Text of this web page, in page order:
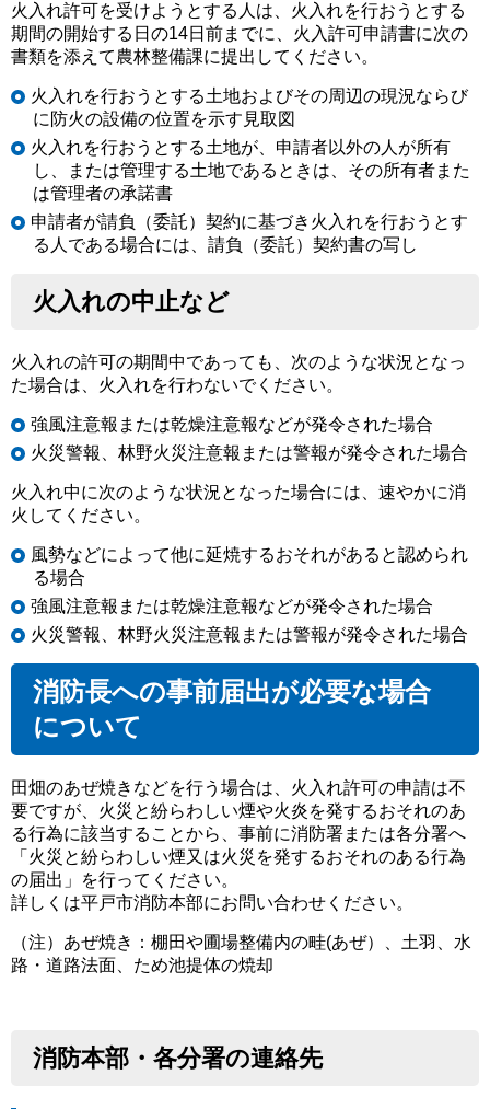
火入れ許可を受けようとする人は、火入れを行おうとする
期間の開始する日の14日前までに、火入許可申請書に次の
書類を添えて農林整備課に提出してください。
火入れを行おうとする土地およびその周辺の現況ならび
に防火の設備の位置を示す見取図
火入れを行おうとする土地が、申請者以外の人が所有
し、または管理する土地であるときは、その所有者また
は管理者の承諾書
申請者が請負（委託）契約に基づき火入れを行おうとす
る人である場合には、請負（委託）契約書の写し
火入れの中止など
火入れの許可の期間中であっても、次のような状況となっ
た場合は、火入れを行わないでください。
強風注意報または乾燥注意報などが発令された場合
火災警報、林野火災注意報または警報が発令された場合
火入れ中に次のような状況となった場合には、速やかに消
火してください。
風勢などによって他に延焼するおそれがあると認められ
る場合
強風注意報または乾燥注意報などが発令された場合
火災警報、林野火災注意報または警報が発令された場合
消防長への事前届出が必要な場合
について
田畑のあぜ焼きなどを行う場合は、火入れ許可の申請は不
要ですが、火災と紛らわしい煙や火炎を発するおそれのあ
る行為に該当することから、事前に消防署または各分署へ
「火災と紛らわしい煙又は火災を発するおそれのある行為
の届出」を行ってください。
詳しくは平戸市消防本部にお問い合わせください。
（注）あぜ焼き：棚田や圃場整備内の畦(あぜ）、土羽、水
路・道路法面、ため池提体の焼却
消防本部・各分署の連絡先